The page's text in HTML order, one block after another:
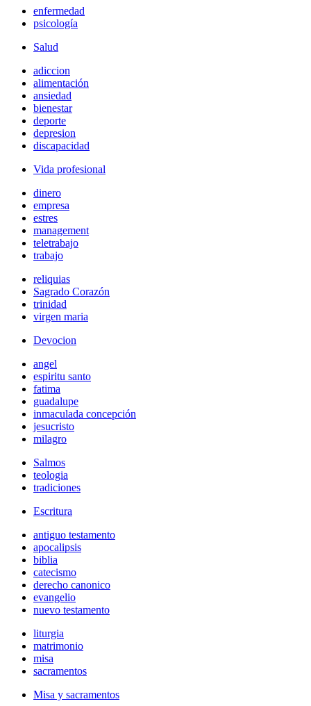
enfermedad
psicología
Salud
adiccion
alimentación
ansiedad
bienestar
deporte
depresion
discapacidad
Vida profesional
dinero
empresa
estres
management
teletrabajo
trabajo
reliquias
Sagrado Corazón
trinidad
virgen maria
Devocion
angel
espiritu santo
fatima
guadalupe
inmaculada concepción
jesucristo
milagro
Salmos
teologia
tradiciones
Escritura
antiguo testamento
apocalipsis
biblia
catecismo
derecho canonico
evangelio
nuevo testamento
liturgia
matrimonio
misa
sacramentos
Misa y sacramentos